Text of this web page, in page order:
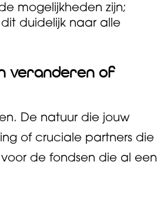
mogelijkheden zijn;
duidelijk naar alle
veranderen of
De natuur die jouw
of cruciale partners die
de fondsen die al een